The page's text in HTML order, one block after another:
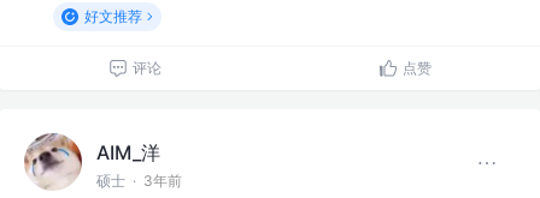
好文推荐
评论 点赞
AIM_洋
硕士 · 3年前